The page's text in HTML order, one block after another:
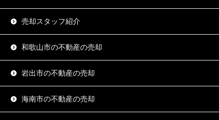
売却スタッフ紹介
和歌山市の不動産の売却
岩出市の不動産の売却
海南市の不動産の売却